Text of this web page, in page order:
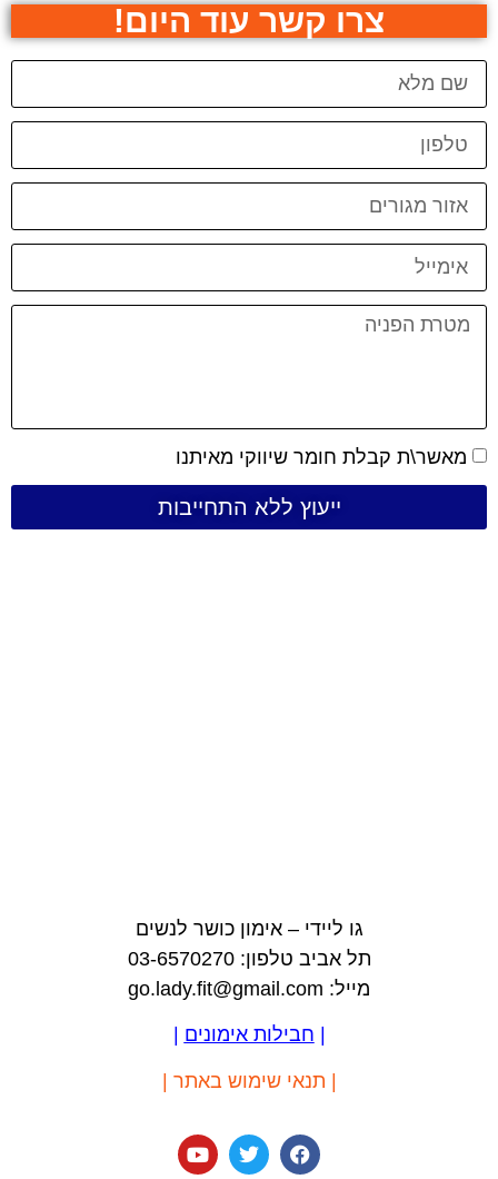
צרו קשר עוד היום!
מאשר\ת קבלת חומר שיווקי מאיתנו
ייעוץ ללא התחייבות
גו ליידי – אימון כושר לנשים
תל אביב טלפון: 03-6570270
מייל: go.lady.fit@gmail.com
חבילות אימונים
| תנאי שימוש באתר |